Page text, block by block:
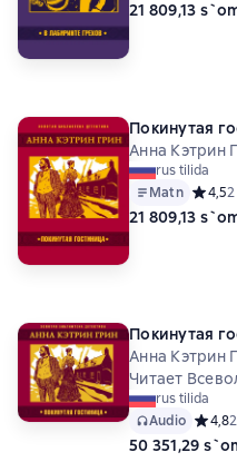
21 809,13
Покинутая
Анна Кэтрин
rus tilida
Matn
4,52
21 809,13
Покинутая
Анна Кэтрин
Читает
rus tilida
Audio
4,8
50 351,29